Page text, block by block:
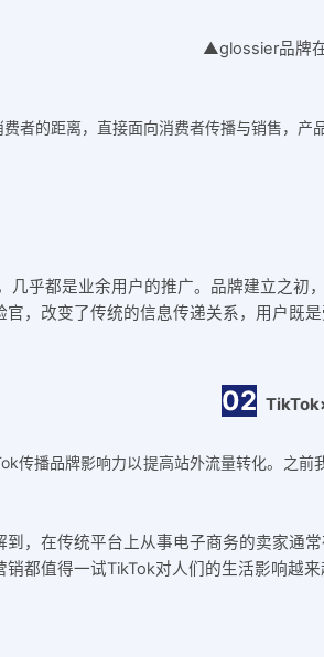
▲glossier品牌
者的距离，直接面向消费者传播与销售，
几乎都是业余用户的推广。品牌建立之
，改变了传统的信息传递关系，用户既是
02
传播品牌影响力以提高站外流量转化。之
，在传统平台上从事电子商务的卖家通
都值得一试TikTok对人们的生活影响越